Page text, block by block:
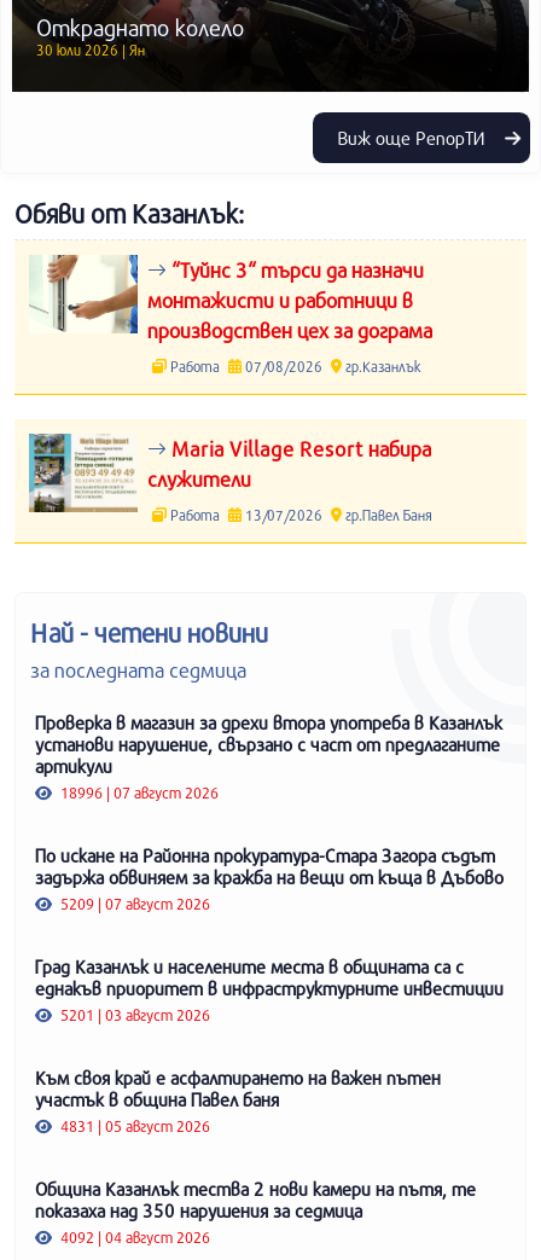
Откраднато колело
30 юли 2026 | Ян
Виж още РепорТИ
Обяви от Казанлък:
“Туйнс 3“ търси да назначи
монтажисти и работници в
производствен цех за дограма
Работа 07/08/2026 гр.Казанлък
Maria Village Resort набира
служители
Работа 13/07/2026 гр.Павел Баня
Най - четени новини
за последната седмица
Проверка в магазин за дрехи втора употреба в Казанлък
установи нарушение, свързано с част от предлаганите
артикули
18996 | 07 август 2026
По искане на Районна прокуратура-Стара Загора съдът
задържа обвиняем за кражба на вещи от къща в Дъбово
5209 | 07 август 2026
Град Казанлък и населените места в общината са с
еднакъв приоритет в инфраструктурните инвестиции
5201 | 03 август 2026
Към своя край е асфалтирането на важен пътен
участък в община Павел баня
4831 | 05 август 2026
Община Казанлък тества 2 нови камери на пътя, те
показаха над 350 нарушения за седмица
4092 | 04 август 2026